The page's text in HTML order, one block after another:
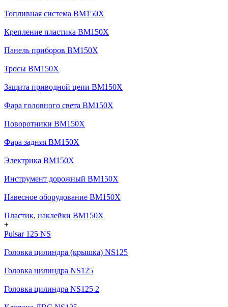
Топливная система BM150X
Крепление пластика BM150X
Панель приборов BM150X
Тросы BM150X
Защита приводной цепи BM150X
Фара головного света BM150X
Поворотники BM150X
Фара задняя BM150X
Электрика BM150X
Инструмент дорожный BM150X
Навесное оборудование BM150X
Пластик, наклейки BM150X
+
Pulsar 125 NS
Головка цилиндра (крышка) NS125
Головка цилиндра NS125
Головка цилиндра NS125 2